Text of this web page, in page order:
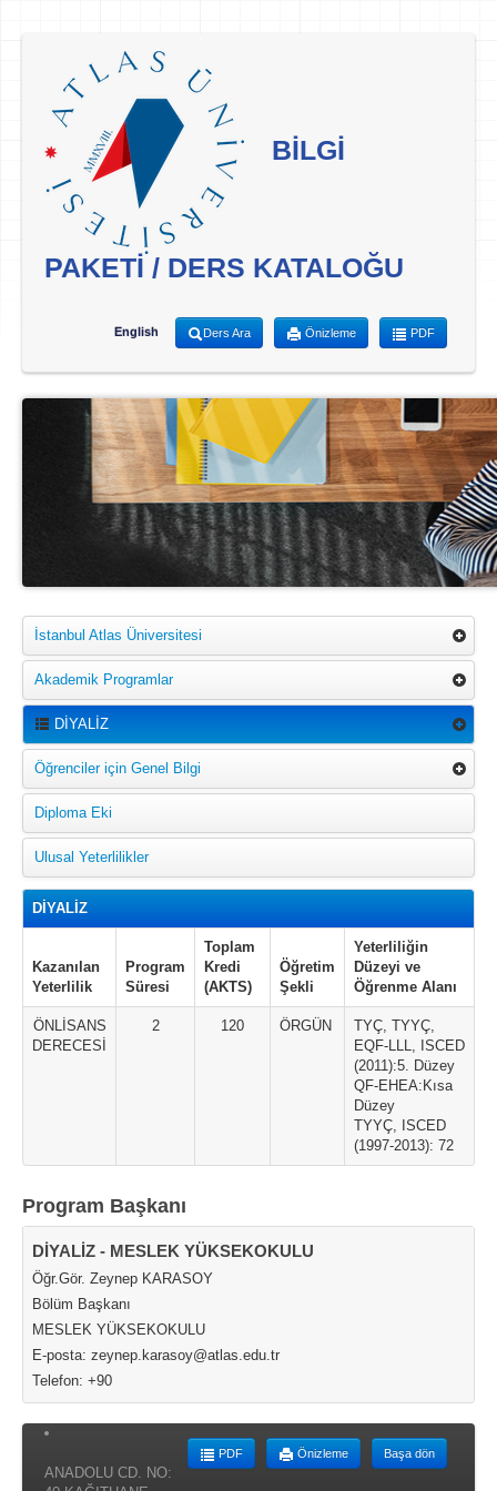
BİLGİ
PAKETİ / DERS KATALOĞU
English Ders Ara Önizleme PDF
İstanbul Atlas Üniversitesi
Akademik Programlar
DİYALİZ
Öğrenciler için Genel Bilgi
Diploma Eki
Ulusal Yeterlilikler
DİYALİZ
Kazanılan
Yeterlilik
Program
Süresi
Toplam
Kredi
(AKTS)
Öğretim
Şekli
Yeterliliğin
Düzeyi ve
Öğrenme Alanı
ÖNLİSANS
DERECESİ
2 120 ÖRGÜN
TYÇ, TYYÇ,
EQF-LLL, ISCED
(2011):5. Düzey
QF-EHEA:Kısa
Düzey
TYYÇ, ISCED
(1997-2013): 72
Program Başkanı
DİYALİZ - MESLEK YÜKSEKOKULU
Öğr.Gör. Zeynep KARASOY
Bölüm Başkanı
MESLEK YÜKSEKOKULU
E-posta: zeynep.karasoy@atlas.edu.tr
Telefon: +90
Başa dön
Önizleme
PDF
ANADOLU CD. NO: